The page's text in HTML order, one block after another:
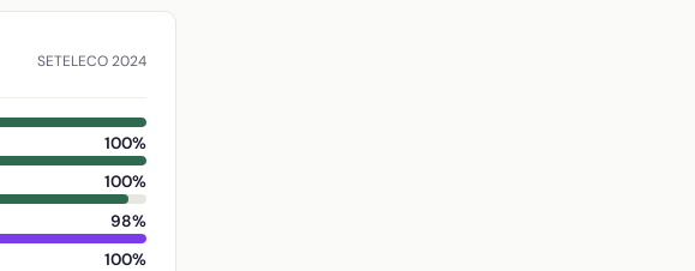
SETELECO 2024
100%
100%
98%
100%